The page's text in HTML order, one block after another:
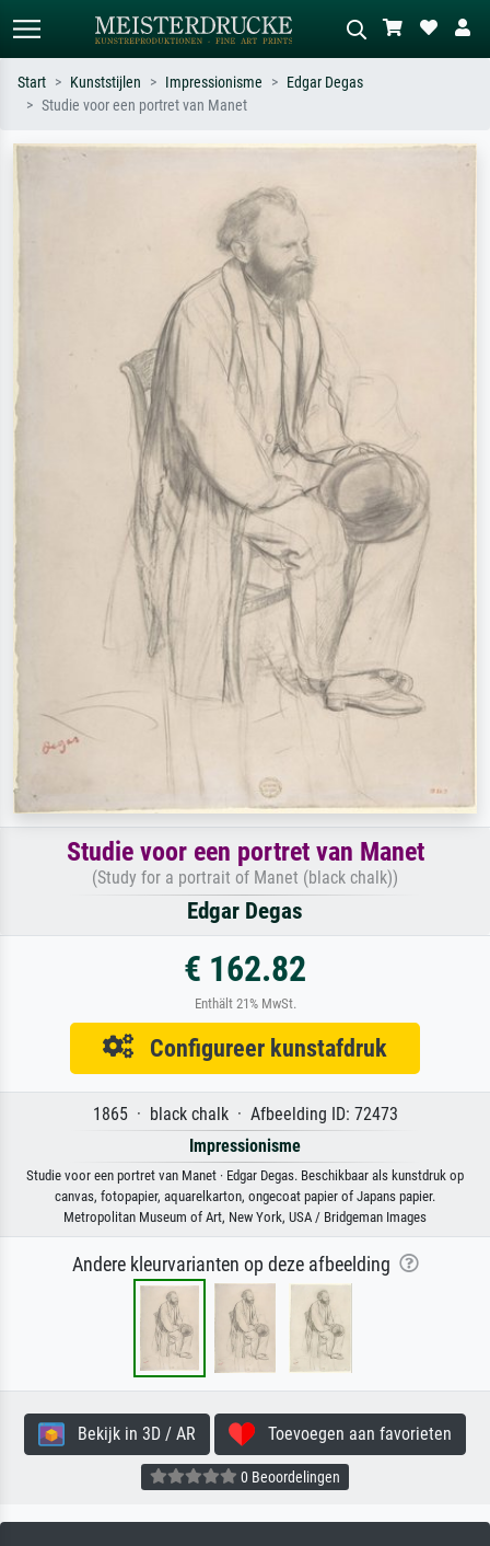
Zoek op kunstenaar, titel of stijl – bijv.
weide, abstract met veel rood, donker
olieverfschilderij, staand naakt naast
Start Kunststijlen Impressionisme
Edgar Degas
Studie voor een portret van Manet
Studie voor een portret van Manet
(Study for a portrait of Manet (black chalk))
Edgar Degas
€ 162.82
Enthält 21% MwSt.
Configureer kunstafdruk
1865 · black chalk · Afbeelding ID: 72473
Impressionisme
Studie voor een portret van Manet · Edgar Degas. Beschikbaar als kunstdruk op
canvas, fotopapier, aquarelkarton, ongecoat papier of Japans papier.
Metropolitan Museum of Art, New York, USA / Bridgeman Images
Andere kleurvarianten op deze afbeelding
Bekijk in 3D / AR Toevoegen aan favorieten
0 Beoordelingen